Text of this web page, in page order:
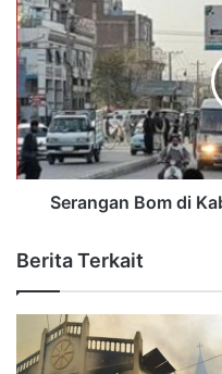
Serangan Bom di
Berita Terkait